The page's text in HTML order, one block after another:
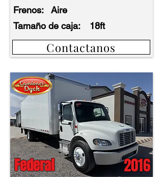
Frenos:
Aire
Tamaño de caja:
18ft
Contactanos
Federal 2016